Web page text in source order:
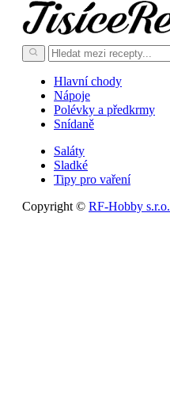
Hlavní chody
Nápoje
Polévky a předkrmy
Snídaně
Saláty
Sladké
Tipy pro vaření
Copyright © RF-Hobby s.r.o.